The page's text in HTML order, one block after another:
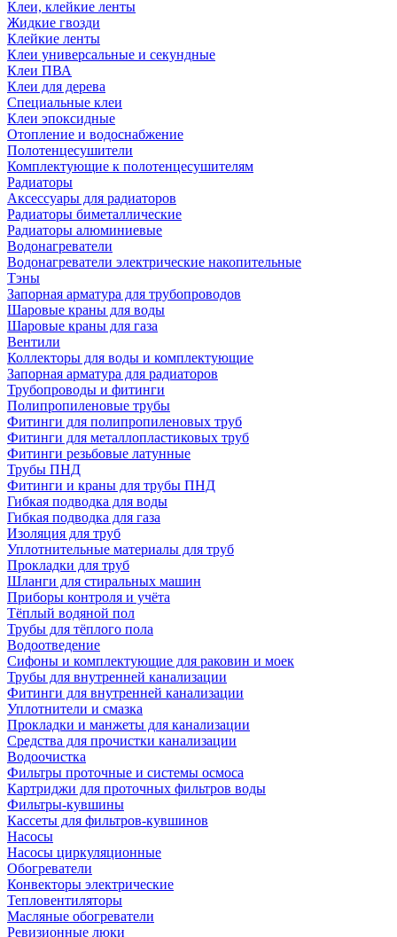
Клеи, клейкие ленты
Жидкие гвозди
Клейкие ленты
Клеи универсальные и секундные
Клеи ПВА
Клеи для дерева
Специальные клеи
Клеи эпоксидные
Отопление и водоснабжение
Полотенцесушители
Комплектующие к полотенцесушителям
Радиаторы
Аксессуары для радиаторов
Радиаторы биметаллические
Радиаторы алюминиевые
Водонагреватели
Водонагреватели электрические накопительные
Тэны
Запорная арматура для трубопроводов
Шаровые краны для воды
Шаровые краны для газа
Вентили
Коллекторы для воды и комплектующие
Запорная арматура для радиаторов
Трубопроводы и фитинги
Полипропиленовые трубы
Фитинги для полипропиленовых труб
Фитинги для металлопластиковых труб
Фитинги резьбовые латунные
Трубы ПНД
Фитинги и краны для трубы ПНД
Гибкая подводка для воды
Гибкая подводка для газа
Изоляция для труб
Уплотнительные материалы для труб
Прокладки для труб
Шланги для стиральных машин
Приборы контроля и учёта
Тёплый водяной пол
Трубы для тёплого пола
Водоотведение
Сифоны и комплектующие для раковин и моек
Трубы для внутренней канализации
Фитинги для внутренней канализации
Уплотнители и смазка
Прокладки и манжеты для канализации
Средства для прочистки канализации
Водоочистка
Фильтры проточные и системы осмоса
Картриджи для проточных фильтров воды
Фильтры-кувшины
Кассеты для фильтров-кувшинов
Насосы
Насосы циркуляционные
Обогреватели
Конвекторы электрические
Тепловентиляторы
Масляные обогреватели
Ревизионные люки